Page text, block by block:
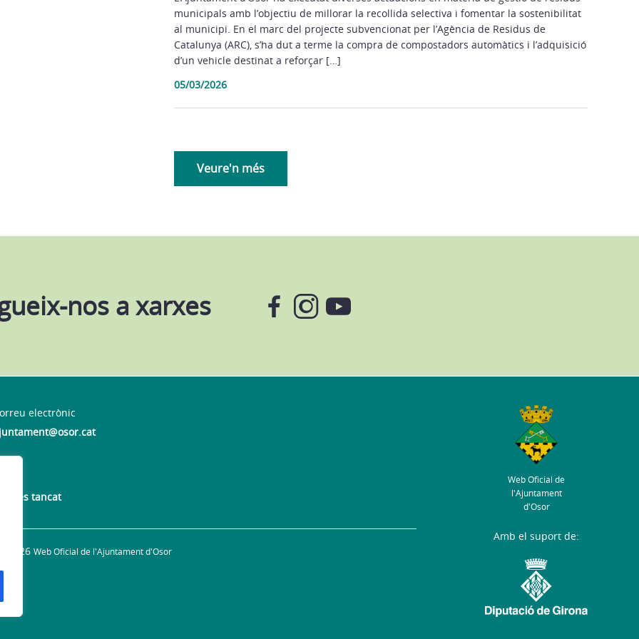
municipals amb l’objectiu de millorar la recollida selectiva i fomentar la sostenibilitat
al municipi. En el marc del projecte subvencionat per l’Agència de Residus de
Catalunya (ARC), s’ha dut a terme la compra de compostadors automàtics i l’adquisició
d’un vehicle destinat a reforçar […]
05/03/2026
Veure'n més
nos a xarxes
electrònic
tancat
Web Oficial de
l'Ajuntament
d'Osor
2026 Web Oficial de l'Ajuntament d'Osor
Amb el suport de: